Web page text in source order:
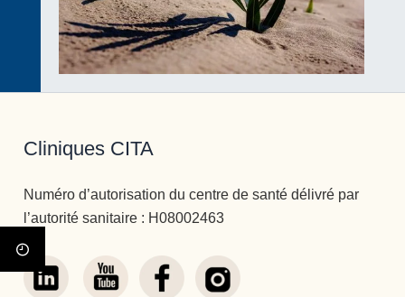
Cliniques CITA
Numéro d’autorisation du centre de santé délivré par
l’autorité sanitaire : H08002463